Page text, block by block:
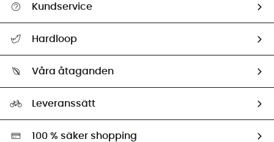
Kundservice
Retur & återbetalning
Hardloop
Ambassadörer
Våra åtaganden
Miljöanpassat urval
Leveranssätt
100 % säker shopping